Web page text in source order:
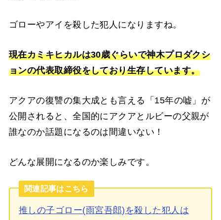
ゴローやアイを殺した犯人になりますね。
現在カミキヒカルは30歳ぐらいで神木プロダクシ
ョンの代表取締役をしており生存しています。
アクアの復讐の集大成とも言える「15年の嘘」が
公開されると、全国的にアクアとルビーの父親が
誰なのか話題になるのは間違いない！
どんな展開になるのか楽しみです。
関連記事はこちら
推しの子ゴロー(雨宮吾郎)を殺した犯人は